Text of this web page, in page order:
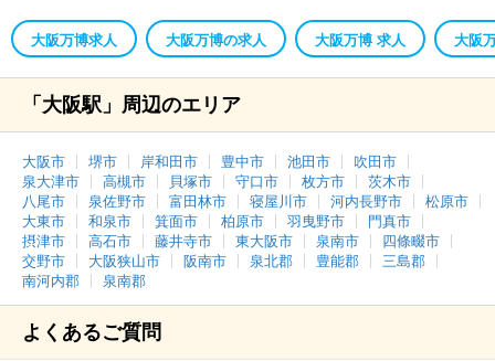
大阪万博求人 大阪万博の求人 大阪万博 求人 大阪
「大阪駅」周辺のエリア
大阪市 堺市 岸和田市 豊中市 池田市
吹田市
泉大津市
高槻市 貝塚市 守口市 枚方市
茨木市
八尾市
泉佐野市 富田林市 寝屋川市 河内長野市
松原市
大東市
和泉市 箕面市 柏原市 羽曳野市
門真市
摂津市
高石市 藤井寺市 東大阪市 泉南市
四條畷市
交野市
大阪狭山市 阪南市 泉北郡 豊能郡
三島郡
南河内郡
泉南郡
よくあるご質問